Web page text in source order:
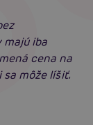
majú iba
cena na
môže líšiť.
krokom